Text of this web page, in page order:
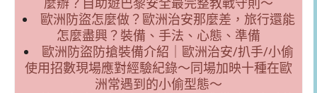
歐洲防盜怎麼做？歐洲治安那麼差，旅行還能
怎麼盡興？裝備、手法、心態、準備
歐洲防盜防搶裝備介紹｜歐洲治安/扒手/小偷
使用招數現場應對經驗紀錄～同場加映十種在歐
洲常遇到的小偷型態～